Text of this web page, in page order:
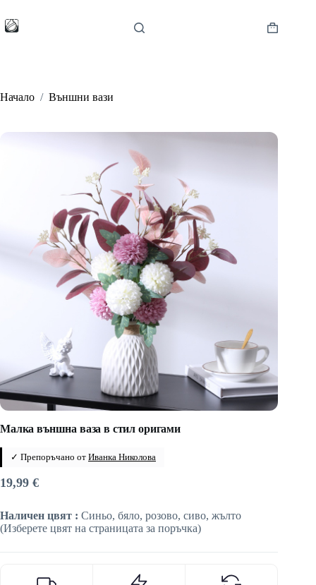
to
content
Shopping
Начало / Външни вази
Малка външна ваза в стил оригами
✓ Препоръчано от Иванка Николова
19,99 €
Наличен цвят : Синьо, бяло, розово, сиво, жълто
(Изберете цвят на страницата за поръчка)